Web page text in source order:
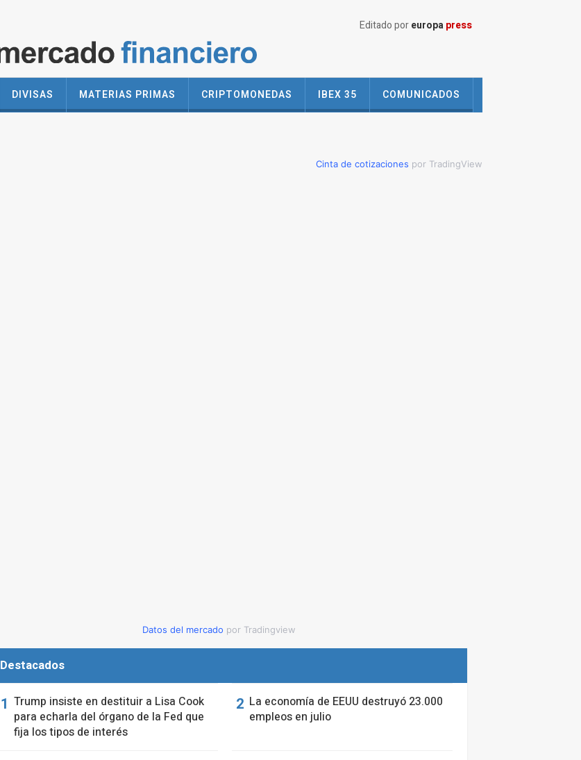
Editado poreuropapress
DIVISAS MATERIAS PRIMAS CRIPTOMONEDAS IBEX 35 COMUNICADOS
Cinta de cotizaciones por TradingView
Datos del mercado por Tradingview
Destacados
Trump insiste en destituir a Lisa Cook
para echarla del órgano de la Fed que
fija los tipos de interés
La economía de EEUU destruyó 23.000
empleos en julio